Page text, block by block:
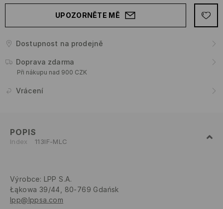
UPOZORNĚTE MĚ
Dostupnost na prodejně
Doprava zdarma
Při nákupu nad 900 CZK
Vrácení
POPIS
Index 113IF-MLC
Výrobce: LPP S.A.
Łąkowa 39/44, 80-769 Gdańsk
lpp@lppsa.com